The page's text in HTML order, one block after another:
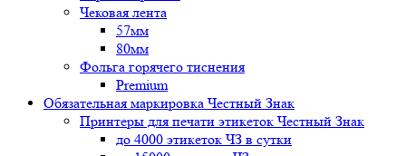
Чековая лента
57мм
80мм
Фольга горячего тиснения
Premium
Обязательная маркировка Честный Знак
Принтеры для печати этикеток Честный Знак
до 4000 этикеток ЧЗ в сутки